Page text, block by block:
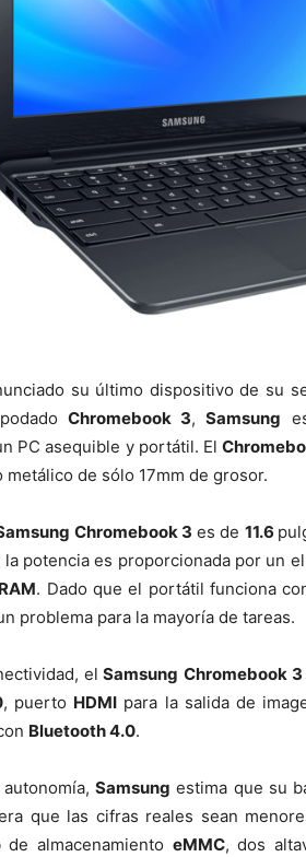
su último dispositivo de su
Chromebook 3,Samsung
PC asequible y portátil. El
metálico de sólo 17mm de grosor.
Chromebook 3 es de 11.6
potencia es proporcionada por un
RAM. Dado que el portátil funciona
problema para la mayoría de tareas.
elSamsung Chromebook 3
, puerto HDMI para la salida de
Bluetooth 4.0.
autonomía,Samsung estima que su
que las cifras reales sean
de almacenamiento eMMC, dos